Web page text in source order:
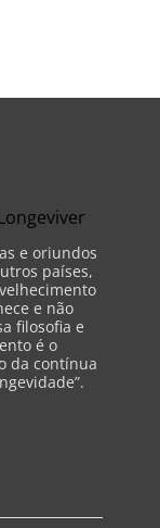
e oriundos
países,
e não
filosofia e
é o
da contínua